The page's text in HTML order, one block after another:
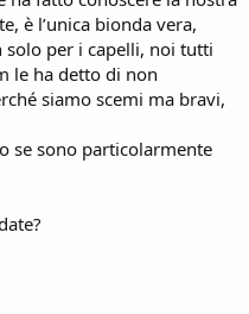
è l’unica bionda vera,
per i capelli, noi tutti
le ha detto di non
siamo scemi ma bravi,
se sono particolarmente